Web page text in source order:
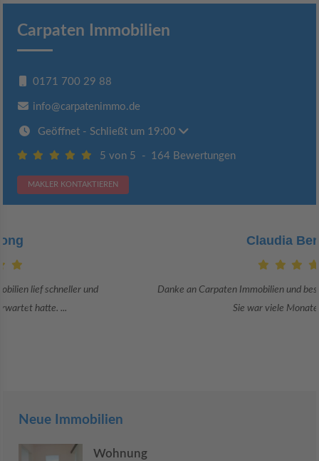
Carpaten Immobilien
0171 700 29 88
info@carpatenimmo.de
Geöffnet - Schließt um 19:00
5 von 5 - 164 Bewertungen
MAKLER KONTAKTIEREN
Danke an Carpaten Immobilien und besonders an Frau Adriana Sarca.
Neue Immobilien
Wohnung